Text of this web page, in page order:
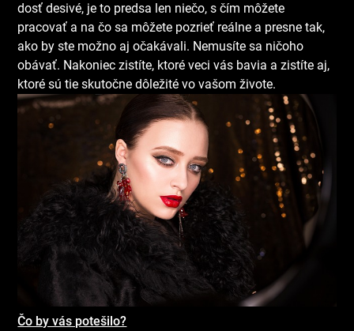
dosť desivé, je to predsa len niečo, s čím môžete
pracovať a na čo sa môžete pozrieť reálne a presne tak,
ako by ste možno aj očakávali. Nemusíte sa ničoho
obávať. Nakoniec zistíte, ktoré veci vás bavia a zistíte aj,
ktoré sú tie skutočne dôležité vo vašom živote.
Čo by vás potešilo?